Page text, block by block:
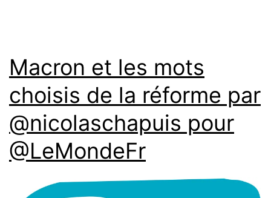
Macron et les mots
choisis de la réforme par
@nicolaschapuis pour
@LeMondeFr